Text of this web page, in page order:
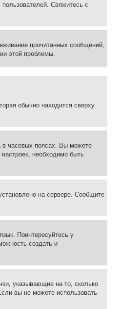
Свяжитесь с
прочитанных сообщений,
этой проблемы.
обычно находится сверху
в часовых поясах. Вы можете
необходимо быть
на сервере. Сообщите
Поинтересуйтесь у
создать и
указывающие на то, сколько
вы не можете использовать